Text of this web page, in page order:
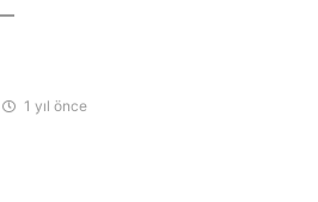
1 yıl önce